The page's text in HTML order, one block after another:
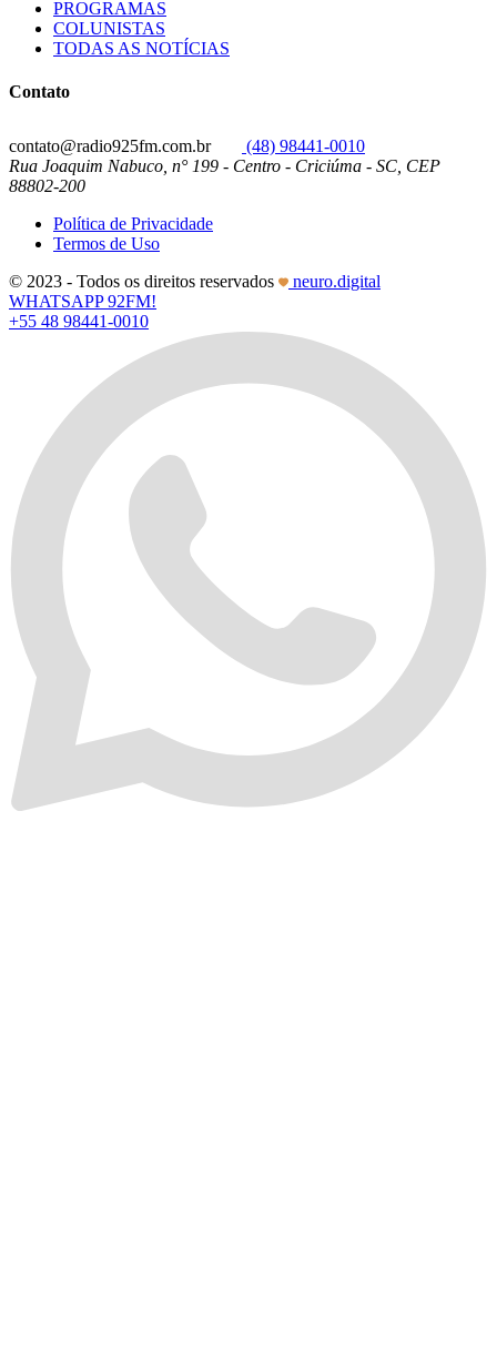
PROGRAMAS
COLUNISTAS
TODAS AS NOTÍCIAS
Contato
contato@radio925fm.com.br
(48) 98441-0010
Rua Joaquim Nabuco, n° 199 - Centro - Criciúma - SC, CEP
88802-200
Política de Privacidade
Termos de Uso
© 2023 - Todos os direitos reservados
neuro.digital
WHATSAPP 92FM!
+55 48 98441-0010